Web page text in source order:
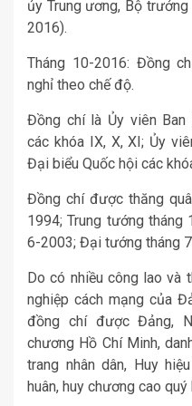
ủy Trung ương, Bộ
2016).
Tháng 10-2016: Đồng
nghỉ theo chế độ.
Đồng chí là Ủy viên Ban
các khóa IX, X, XI; Ủy
Đại biểu Quốc hội các
Đồng chí được thăng
1994; Trung tướng tháng
6-2003; Đại tướng tháng
Do có nhiều công lao
nghiệp cách mạng của
đồng chí được Đảng,
chương Hồ Chí Minh,
trang nhân dân, Huy
huân, huy chương cao quý